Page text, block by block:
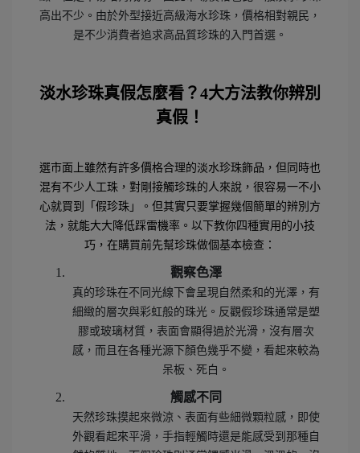
高出不少。由於外型接近高級海水珍珠，價格相對親民，
是不少消費者追求高品質珍珠的入門首選。
淡水珍珠真假怎麼看？4大方法教你辨別
真假！
選市面上雖然有許多價格合理的淡水珍珠飾品，但同時也
混有不少人工珠，對剛接觸珍珠的人來說，很容易一不小
心就買到「假珍珠」。但其實只要掌握幾個簡單的辨別方
法，就能大大降低踩雷機率。以下教你四種實用的小技
巧，在購買前先幫珍珠做個基本檢查：
觀察色澤
真的珍珠在不同光線下會呈現自然柔和的光澤，有
細緻的層次與彩虹般的珠光。反觀假珍珠通常是塑
膠或玻璃材質，表面會顯得過於光滑，沒有層次
感，而且在各種光源下顏色幾乎不變，看起來較為
呆板、死白。
觸感不同
天然珍珠摸起來微涼、表面有些細微顆粒感，即使
外觀看起來平滑，手指輕觸時還是能感受到那種自